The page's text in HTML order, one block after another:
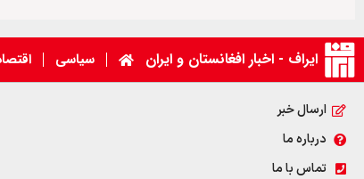
ایراف - اخبار افغانستان و ایران سیاسی
ارسال خبر
درباره ما
تماس با ما